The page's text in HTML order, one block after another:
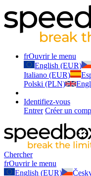
frOuvrir le menu
English (EUR)
Italiano (EUR)
Polski (PLN)
Identifiez-vous
Entrer Créer un
Chercher
frOuvrir le menu
English (EUR)